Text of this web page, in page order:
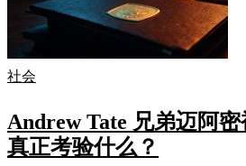
社会
Andrew Tate 兄弟迈阿
真正考验什么？